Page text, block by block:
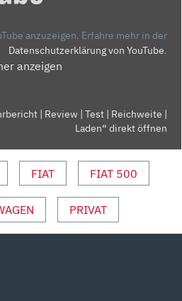
anzuzeigen. Erfahre mehr in der
Datenschutzerklärung von YouTube.
anzeigen
| Review | Test | Reichweite |
Laden“ direkt öffnen
FIAT FIAT 500
PRIVAT